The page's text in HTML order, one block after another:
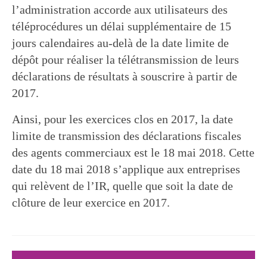
l’administration accorde aux utilisateurs des
téléprocédures un délai supplémentaire de 15
jours calendaires au-delà de la date limite de
dépôt pour réaliser la télétransmission de leurs
déclarations de résultats à souscrire à partir de
2017.
Ainsi, pour les exercices clos en 2017, la date
limite de transmission des déclarations fiscales
des agents commerciaux est le 18 mai 2018. Cette
date du 18 mai 2018 s’applique aux entreprises
qui relèvent de l’IR, quelle que soit la date de
clôture de leur exercice en 2017.